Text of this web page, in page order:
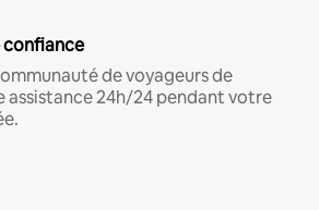
confiance
de voyageurs de
24h/24 pendant votre